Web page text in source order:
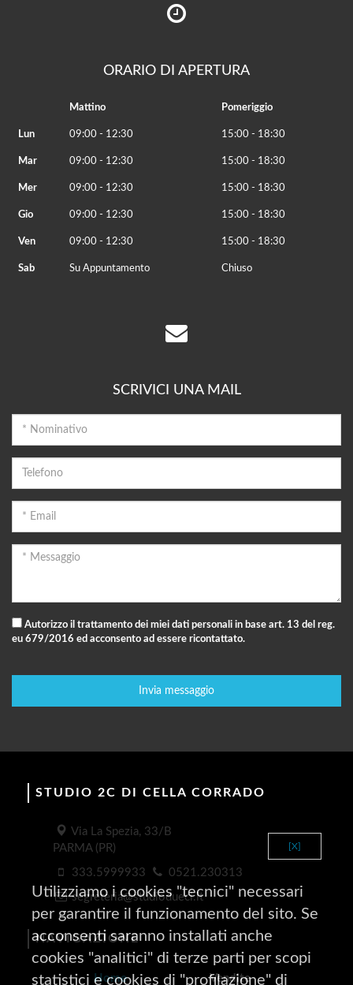
ORARIO DI APERTURA
Mattino Pomeriggio
Lun 09:00 - 12:30 15:00 - 18:30
Mar 09:00 - 12:30 15:00 - 18:30
Mer 09:00 - 12:30 15:00 - 18:30
Gio 09:00 - 12:30 15:00 - 18:30
Ven 09:00 - 12:30 15:00 - 18:30
Sab Su Appuntamento Chiuso
SCRIVICI UNA MAIL
Autorizzo il trattamento dei miei dati personali in base art. 13 del reg.
eu 679/2016 ed acconsento ad essere ricontattato.
STUDIO 2C DI CELLA CORRADO
Via La Spezia, 33/B
PARMA (PR)
333.5999933 0521.230313
segreteria@studiodueci.it
NAVIGAZIONE
Home Vendite
[X]
Utilizziamo i cookies "tecnici" necessari
per garantire il funzionamento del sito. Se
acconsenti saranno installati anche
cookies "analitici" di terze parti per scopi
statistici e cookies di "profilazione" di